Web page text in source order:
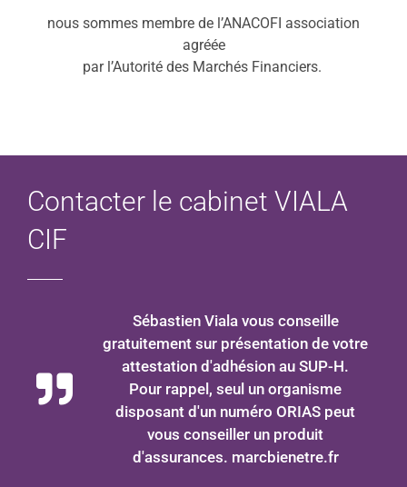
nous sommes membre de l’ANACOFI association
agréée
par l’Autorité des Marchés Financiers.
Contacter le cabinet VIALA
CIF
Sébastien Viala vous conseille
gratuitement sur présentation de votre
attestation d'adhésion au SUP-H.
Pour rappel, seul un organisme
disposant d'un numéro ORIAS peut
vous conseiller un produit
d'assurances. marcbienetre.fr